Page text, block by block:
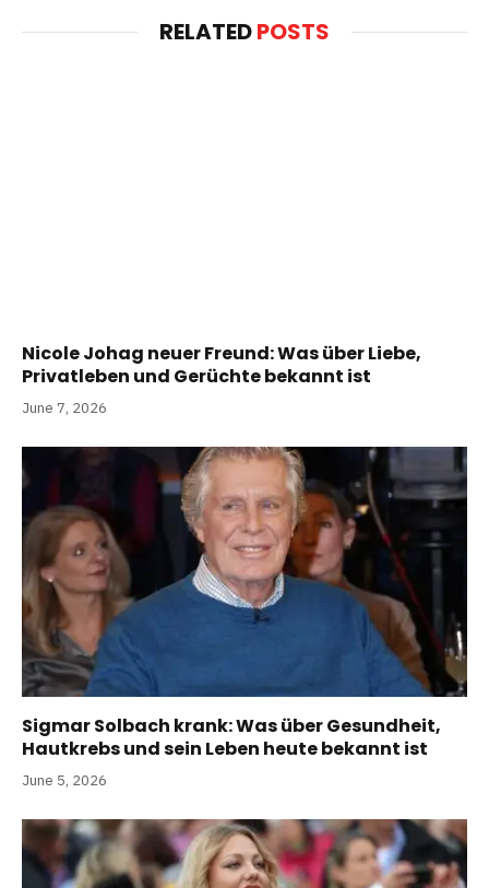
RELATEDPOSTS
Nicole Johag neuer Freund: Was über Liebe,
Privatleben und Gerüchte bekannt ist
June 7, 2026
Sigmar Solbach krank: Was über Gesundheit,
Hautkrebs und sein Leben heute bekannt ist
June 5, 2026